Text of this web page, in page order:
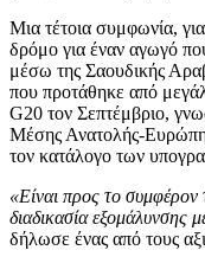
Μια τέτοια συμφωνία,
δρόμο για έναν αγωγό
μέσω της Σαουδικής
που προτάθηκε από
G20 τον Σεπτέμβριο,
Μέσης Ανατολής-
τον κατάλογο των
«Είναι προς το
διαδικασία εξομάλυνσης
δήλωσε ένας από τους